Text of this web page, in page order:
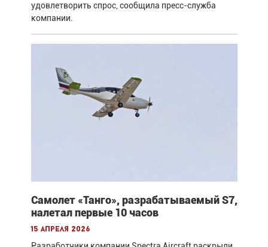
удовлетворить спрос, сообщила пресс-служба
компании.
Самолет «Танго», разрабатываемый S7,
налетал первые 10 часов
15 апреля 2026